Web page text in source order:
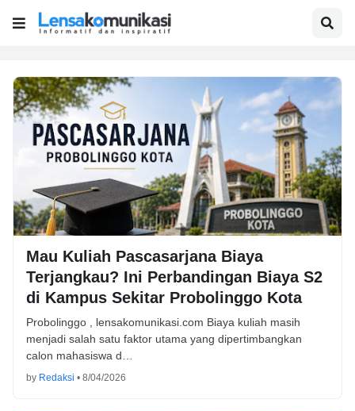
Mau Kuliah Pascasarjana Biaya
Terjangkau? Ini Perbandingan Biaya S2
di Kampus Sekitar Probolinggo Kota
Probolinggo , lensakomunikasi.com Biaya kuliah masih
menjadi salah satu faktor utama yang dipertimbangkan
calon mahasiswa d…
by Redaksi • 8/04/2026